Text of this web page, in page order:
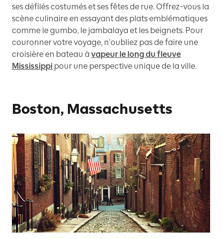
ses défilés costumés et ses fêtes de rue. Offrez-vous la
scène culinaire en essayant des plats emblématiques
comme le gumbo, le jambalaya et les beignets. Pour
couronner votre voyage, n'oubliez pas de faire une
croisière en bateau à vapeur le long du fleuve
Mississippi pour une perspective unique de la ville.
Boston, Massachusetts